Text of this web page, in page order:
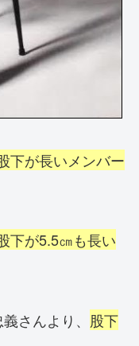
下が長いメンバー
下が5.5㎝も長い
さんより、 股下